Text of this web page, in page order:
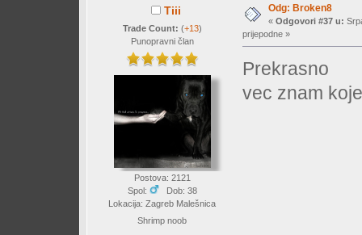
Tiii
Trade Count: (+13)
Punopravni član
Postova: 2121
Spol:
Dob: 38
Lokacija: Zagreb Malešnica
Shrimp noob
Odg: Broken8
« Odgovori #37 u:
prijepodne »
Prekrasno
vec znam